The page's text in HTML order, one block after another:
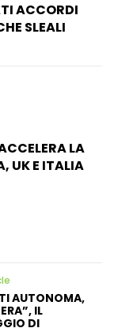
ACCORDI
SLEALI
LA
UK E ITALIA
AUTONOMA,
IL
DI